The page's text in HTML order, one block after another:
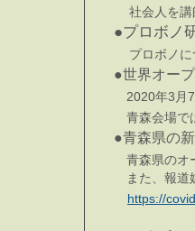
社会人を
●プロボノ
プロボノ
●世界オー
2020年3月7
青森会場で
●青森県の
青森県のオ
また、報道
https://